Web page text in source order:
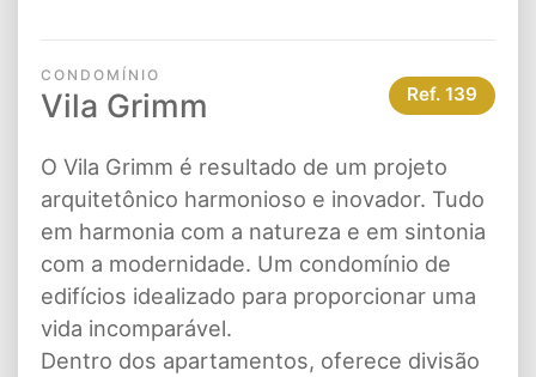
CONDOMÍNIO
Vila Grimm Ref. 139
O Vila Grimm é resultado de um projeto
arquitetônico harmonioso e inovador. Tudo
em harmonia com a natureza e em sintonia
com a modernidade. Um condomínio de
edifícios idealizado para proporcionar uma
vida incomparável.
Dentro dos apartamentos, oferece divisão